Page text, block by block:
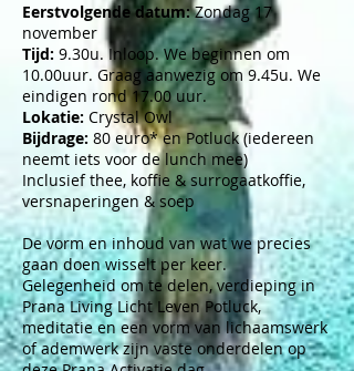
Eerstvolgende datum:Zondag 17
november
Tijd: 9.30u. Inloop. We beginnen om
10.00uur. Graag aanwezig om 9.45u. We
eindigen rond 17.00 uur.
Lokatie: Crystal Owl
Bijdrage: 80 euro* en Potluck (iedereen
neemt iets voor de lunch mee)
Inclusief thee, koffie & surrogaatkoffie,
versnaperingen & soep
De vorm en inhoud van wat we precies
gaan doen wisselt per keer.
Gelegenheid om te delen, verdieping in
Prana Living Licht Leven Potluck,
meditatie en een vorm van lichaamswerk
of ademwerk zijn vaste onderdelen op